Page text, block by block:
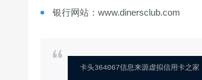
银行网站：www.dinersclub.com
卡头364067信息来源虚拟信用卡之家